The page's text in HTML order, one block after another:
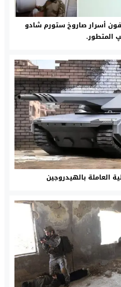
أسرار صاروخ ستورم شادو
المتطور.